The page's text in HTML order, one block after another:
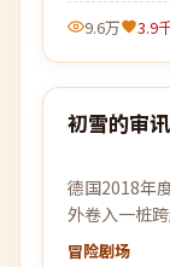
9.6万 3.9
热门
初雪的审
德国2018年
外卷入一桩
起，真相比想
冒险剧场